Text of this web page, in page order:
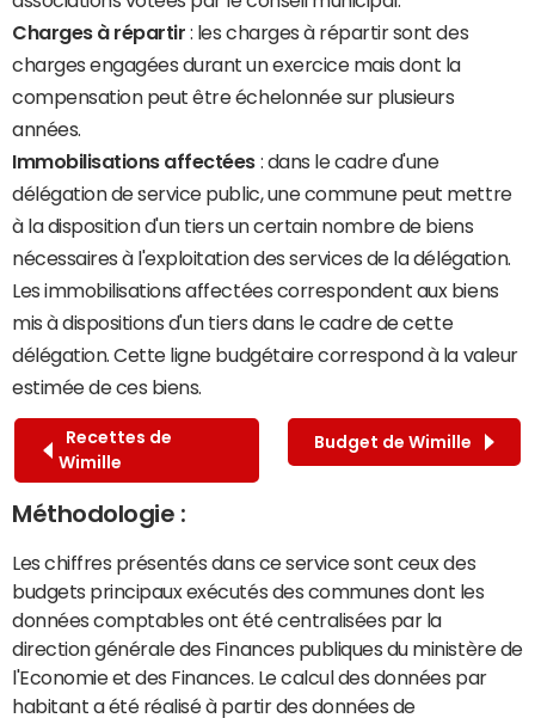
Charges à répartir : les charges à répartir sont des
charges engagées durant un exercice mais dont la
compensation peut être échelonnée sur plusieurs
années.
Immobilisations affectées : dans le cadre d'une
délégation de service public, une commune peut mettre
à la disposition d'un tiers un certain nombre de biens
nécessaires à l'exploitation des services de la délégation.
Les immobilisations affectées correspondent aux biens
mis à dispositions d'un tiers dans le cadre de cette
délégation. Cette ligne budgétaire correspond à la valeur
estimée de ces biens.
Recettes de
Wimille
Budget de Wimille
Méthodologie :
Les chiffres présentés dans ce service sont ceux des
budgets principaux exécutés des communes dont les
données comptables ont été centralisées par la
direction générale des Finances publiques du ministère de
l'Economie et des Finances. Le calcul des données par
habitant a été réalisé à partir des données de